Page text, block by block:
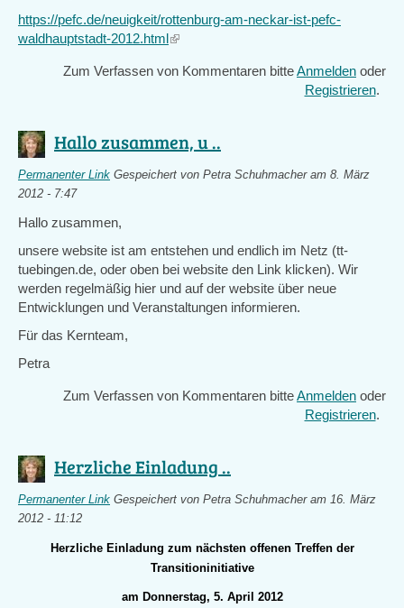
https://pefc.de/neuigkeit/rottenburg-am-neckar-ist-pefc-
waldhauptstadt-2012.html(link
external)
Zum Verfassen von Kommentaren bitteAnmelden oder
Registrieren.
Hallo zusammen, u ..
Permanenter Link Gespeichert von Petra Schuhmacheram 8. März
2012 - 7:47
Hallo zusammen,
unsere website ist am entstehen und endlich im Netz (tt-
tuebingen.de, oder oben bei website den Link klicken). Wir
werden regelmäßig hier und auf der website über neue
Entwicklungen und Veranstaltungen informieren.
Für das Kernteam,
Petra
Zum Verfassen von Kommentaren bitteAnmelden oder
Registrieren.
Herzliche Einladung ..
Permanenter Link Gespeichert von Petra Schuhmacheram 16. März
2012 - 11:12
Herzliche Einladung zum nächsten offenen Treffen der
Transitioninitiative
am Donnerstag, 5. April 2012